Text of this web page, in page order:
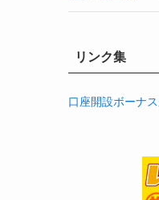
リンク集
口座開設ボーナ